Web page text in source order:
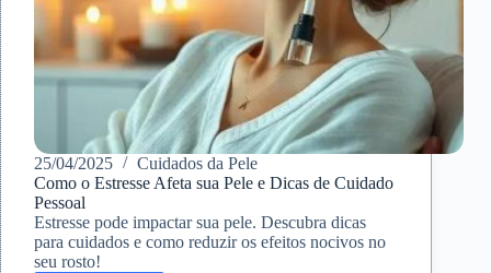
25/04/2025
Cuidados da Pele
Como o Estresse Afeta sua Pele e Dicas de Cuidado
Pessoal
Estresse pode impactar sua pele. Descubra dicas
para cuidados e como reduzir os efeitos nocivos no
seu rosto!